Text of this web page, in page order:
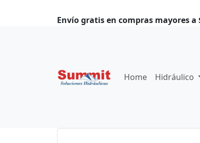
Envío gratis en compras mayores a
Home Hidráulico